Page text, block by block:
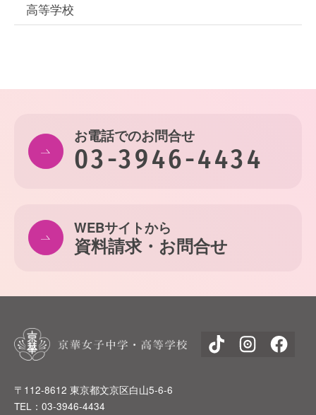
高等学校
お電話でのお問合せ
03-3946-4434
WEBサイトから
資料請求・お問合せ
〒112-8612 東京都文京区白山5-6-6
TEL：03-3946-4434